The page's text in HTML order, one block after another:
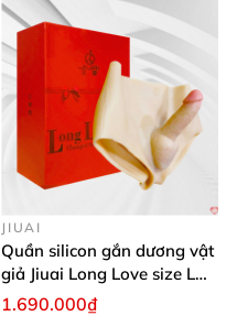
JIUAI
Quần silicon gắn dương vật
giả Jiuai Long Love size L
cho nữ les
1.690.000₫